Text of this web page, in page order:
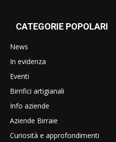
CATEGORIE POPOLARI
News
In evidenza
Eventi
Birrifici artigianali
Info aziende
Aziende Birraie
Curiosità e approfondimenti